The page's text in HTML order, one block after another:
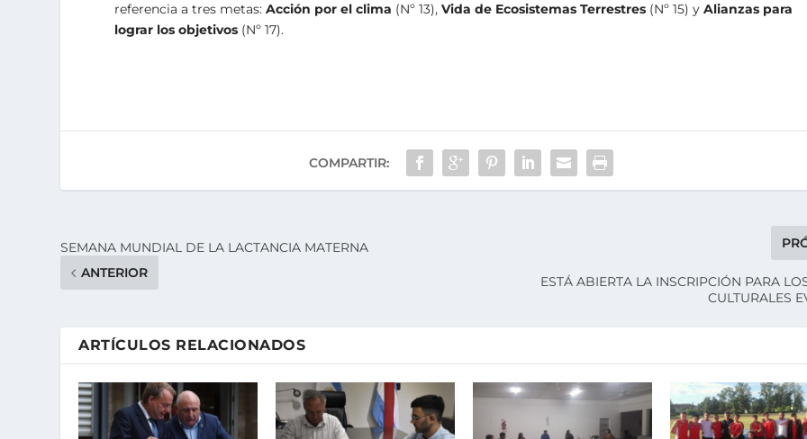
referencia a tres metas:Acción por el clima (Nº 13),Vida de Ecosistemas Terrestres (Nº 15) yAlianzas para
lograr los objetivos (Nº 17).
COMPARTIR:
SEMANA MUNDIAL DE LA LACTANCIA MATERNA
ANTERIOR
ESTÁ ABIERTA LA INSCRIPCIÓN PARA
CULTURALES
ARTÍCULOS RELACIONADOS